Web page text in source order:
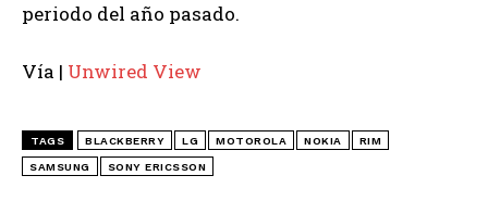
periodo del año pasado.
Vía | Unwired View
TAGS BLACKBERRY LG MOTOROLA NOKIA RIM
SAMSUNG SONY ERICSSON